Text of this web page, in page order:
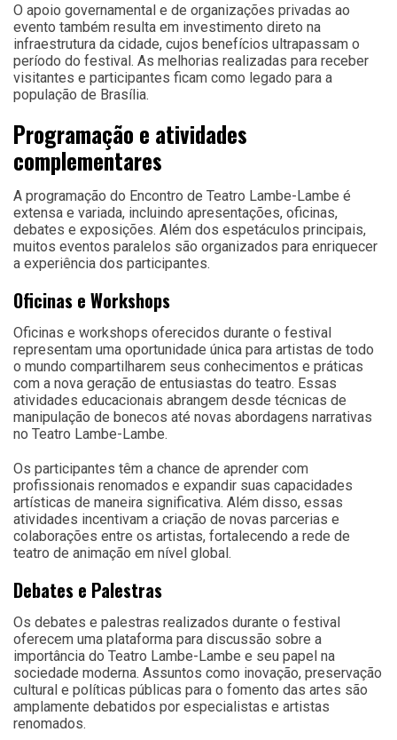
O apoio governamental e de organizações privadas ao
evento também resulta em investimento direto na
infraestrutura da cidade, cujos benefícios ultrapassam o
período do festival. As melhorias realizadas para receber
visitantes e participantes ficam como legado para a
população de Brasília.
Programação e atividades
complementares
A programação do Encontro de Teatro Lambe-Lambe é
extensa e variada, incluindo apresentações, oficinas,
debates e exposições. Além dos espetáculos principais,
muitos eventos paralelos são organizados para enriquecer
a experiência dos participantes.
Oficinas e Workshops
Oficinas e workshops oferecidos durante o festival
representam uma oportunidade única para artistas de todo
o mundo compartilharem seus conhecimentos e práticas
com a nova geração de entusiastas do teatro. Essas
atividades educacionais abrangem desde técnicas de
manipulação de bonecos até novas abordagens narrativas
no Teatro Lambe-Lambe.
Os participantes têm a chance de aprender com
profissionais renomados e expandir suas capacidades
artísticas de maneira significativa. Além disso, essas
atividades incentivam a criação de novas parcerias e
colaborações entre os artistas, fortalecendo a rede de
teatro de animação em nível global.
Debates e Palestras
Os debates e palestras realizados durante o festival
oferecem uma plataforma para discussão sobre a
importância do Teatro Lambe-Lambe e seu papel na
sociedade moderna. Assuntos como inovação, preservação
cultural e políticas públicas para o fomento das artes são
amplamente debatidos por especialistas e artistas
renomados.